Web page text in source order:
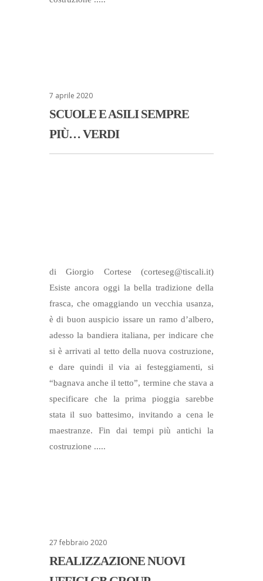
7 aprile 2020
SCUOLE E ASILI SEMPRE
PIÙ… VERDI
di Giorgio Cortese (corteseg@tiscali.it)
Esiste ancora oggi la bella tradizione della
frasca, che omaggiando un vecchia usanza,
è di buon auspicio issare un ramo d’albero,
adesso la bandiera italiana, per indicare che
si è arrivati al tetto della nuova costruzione,
e dare quindi il via ai festeggiamenti, si
“bagnava anche il tetto”, termine che stava a
specificare che la prima pioggia sarebbe
stata il suo battesimo, invitando a cena le
maestranze. Fin dai tempi più antichi la
costruzione .....
27 febbraio 2020
REALIZZAZIONE NUOVI